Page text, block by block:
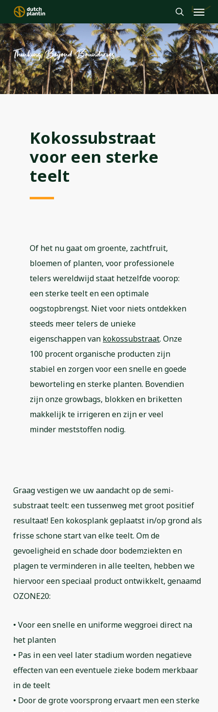
Skip
to
main
content
search
Menu
Thinking Beyond Boundaries
Kokossubstraat
voor een sterke
teelt
Of het nu gaat om groente, zachtfruit,
bloemen of planten, voor professionele
telers wereldwijd staat hetzelfde voorop:
een sterke teelt en een optimale
oogstopbrengst. Niet voor niets ontdekken
steeds meer telers de unieke
eigenschappen van kokossubstraat. Onze
100 procent organische producten zijn
stabiel en zorgen voor een snelle en goede
beworteling en sterke planten. Bovendien
zijn onze growbags, blokken en briketten
makkelijk te irrigeren en zijn er veel
minder meststoffen nodig.
Graag vestigen we uw aandacht op de semi-
substraat teelt: een tussenweg met groot positief
resultaat! Een kokosplank geplaatst in/op grond als
frisse schone start van elke teelt. Om de
gevoeligheid en schade door bodemziekten en
plagen te verminderen in alle teelten, hebben we
hiervoor een speciaal product ontwikkelt, genaamd
OZONE20:
• Voor een snelle en uniforme weggroei direct na
het planten
• Pas in een veel later stadium worden negatieve
effecten van een eventuele zieke bodem merkbaar
in de teelt
• Door de grote voorsprong ervaart men een sterke